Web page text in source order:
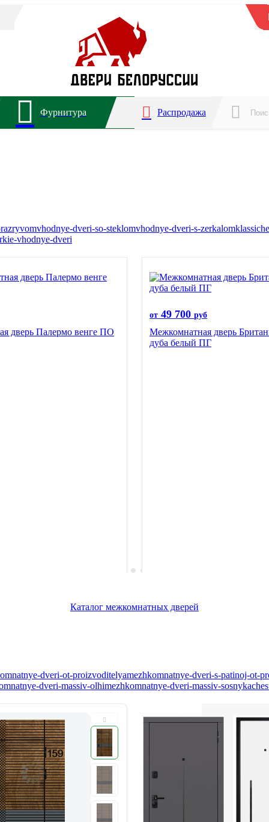
Фурнитура Распродажа
vhodnye-dveri-so-steklomvhodnye-dveri-s-zerkalom
vhodnye-dveri
дверь Палермо венге ПО
от 49 700 руб
Межкомнатная дверь
дуба белый ПГ
Каталог межкомнатных дверей
dveri-ot-proizvoditelyamezhkomnatnye-dveri-s-patinoj-ot-
dveri-massiv-olhimezhkomnatnye-dveri-massiv-sosny